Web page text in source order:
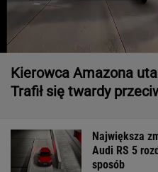
Kierowca Amazona
Trafił się twardy
Największa
Audi RS 5
sposób